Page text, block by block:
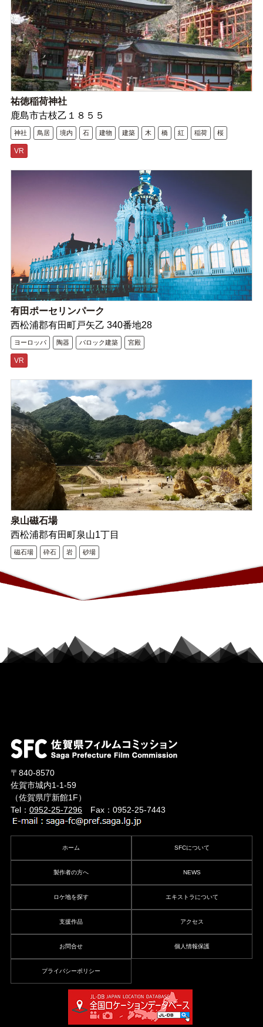
祐徳稲荷神社
鹿島市古枝乙１８５５
神社 鳥居 境内 石 建物 建築 木 橋 紅 稲荷 桜
VR
有田ポーセリンパーク
西松浦郡有田町戸矢乙 340番地28
ヨーロッパ 陶器 バロック建築 宮殿
VR
泉山磁石場
西松浦郡有田町泉山1丁目
磁石場 砕石 岩 砂場
〒840-8570
佐賀市城内1-1-59
（佐賀県庁新館1F）
Tel： 0952-25-7296Fax：0952-25-7443
ホーム SFCについて
製作者の方へ NEWS
ロケ地を探す エキストラについて
支援作品 アクセス
お問合せ 個人情報保護
プライバシーポリシー